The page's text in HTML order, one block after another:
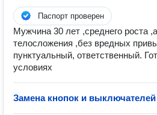
Паспорт проверен
Мужчина 30 лет ,среднего роста
телосложения ,без вредных
пунктуальный, ответственный.
условиях
Замена кнопок и выключателей